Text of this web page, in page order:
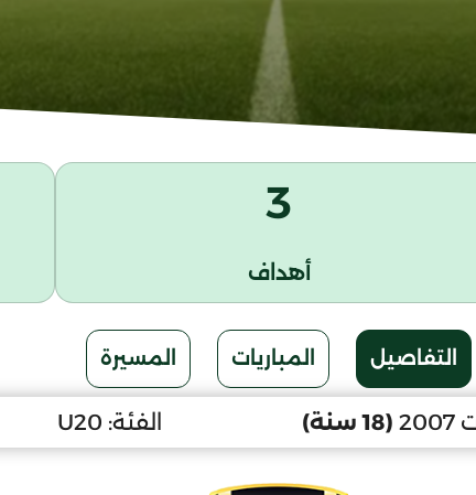
3
أهداف
التفاصيل المباريات المسيرة
(18 سنة) الفئة: U20